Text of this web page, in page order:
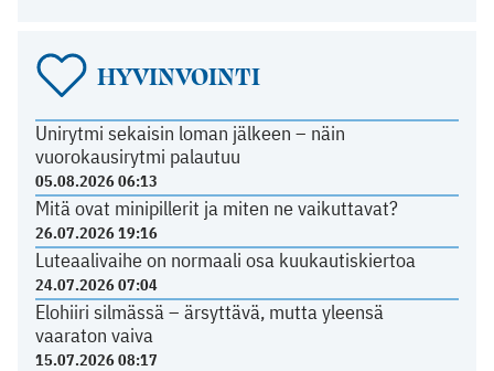
HYVINVOINTI
Unirytmi sekaisin loman jälkeen – näin
vuorokausirytmi palautuu
05.08.2026 06:13
Mitä ovat minipillerit ja miten ne vaikuttavat?
26.07.2026 19:16
Luteaalivaihe on normaali osa kuukautiskiertoa
24.07.2026 07:04
Elohiiri silmässä – ärsyttävä, mutta yleensä
vaaraton vaiva
15.07.2026 08:17